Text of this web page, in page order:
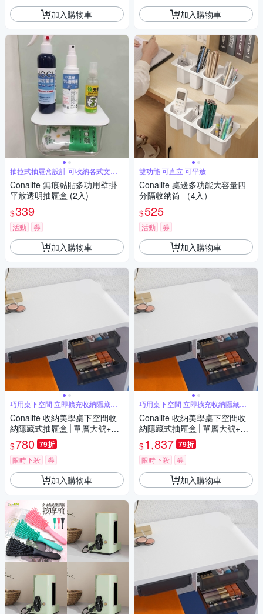
加入購物車
抽拉式抽屜盒設計 可收納各式文具
小物紙巾
Conalife 無痕黏貼多功用壁掛
平放透明抽屜盒 (2入)
$339
活動 券
加入購物車
巧用桌下空間 立即擴充收納隱藏凌
亂
Conalife 收納美學桌下空間收
納隱藏式抽屜盒├單層大號+雙
層小號┤ （2組）
$780 79折
限時下殺 券
加入購物車
加入購物車
雙功能 可直立 可平放
Conalife 桌邊多功能大容量四
分隔收纳筒 （4入）
$525
活動 券
加入購物車
巧用桌下空間 立即擴充收納隱藏凌
亂
Conalife 收納美學桌下空間收
納隱藏式抽屜盒├單層大號+雙
層大號┤ （4組）
$1,837 79折
限時下殺 券
加入購物車